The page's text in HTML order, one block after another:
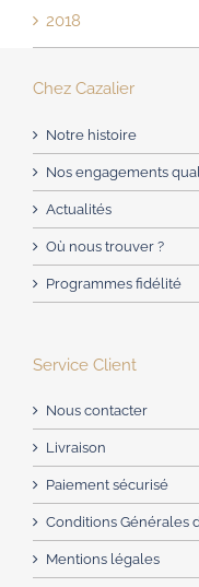
2018
Chez Cazalier
Notre histoire
Nos engagements
Actualités
Où nous trouver ?
Programmes fidélité
Service Client
Nous contacter
Livraison
Paiement sécurisé
Conditions Générales
Mentions légales